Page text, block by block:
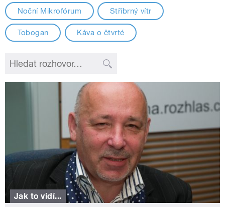
Noční Mikrofórum Stříbrný vítr
Tobogan Káva o čtvrté
Jak to vidí...